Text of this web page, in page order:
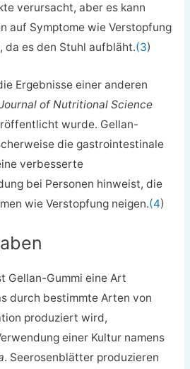
verursacht, aber es kann
auf Symptome wie Verstopfung
da es den Stuhl aufbläht.(3)
Ergebnisse einer anderen
of Nutritional Science
wurde. Gellan-
die gastrointestinale
verbesserte
bei Personen hinweist, die
wie Verstopfung neigen.(4)
Gellan-Gummi eine Art
durch bestimmte Arten von
produziert wird,
einer Kultur namens
. Seerosenblätter produzieren